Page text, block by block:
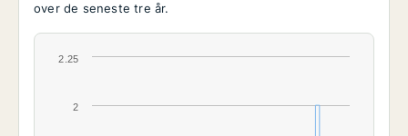
over de seneste tre år.
2
2.25